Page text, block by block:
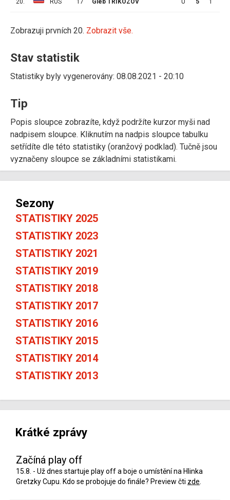
20. RUS 17 Gleb TRIKOZOV U 5 1
Zobrazuji prvních 20. Zobrazit vše.
Stav statistik
Statistiky byly vygenerovány: 08.08.2021 - 20:10
Tip
Popis sloupce zobrazíte, když podržíte kurzor myši nad
nadpisem sloupce. Kliknutím na nadpis sloupce tabulku
setřídíte dle této statistiky (oranžový podklad). Tučně jsou
vyznačeny sloupce se základními statistikami.
Sezony
STATISTIKY 2025
STATISTIKY 2023
STATISTIKY 2021
STATISTIKY 2019
STATISTIKY 2018
STATISTIKY 2017
STATISTIKY 2016
STATISTIKY 2015
STATISTIKY 2014
STATISTIKY 2013
Krátké zprávy
Začíná play off
15.8. - Už dnes startuje play off a boje o umístění na Hlinka
Gretzky Cupu. Kdo se probojuje do finále? Preview čti zde